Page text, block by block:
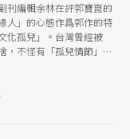
刊編輯余林在評郭寶崑的
人」的心態作爲郭作的特
化孤兒」。台灣曾經被
，不怪有「孤兒情節」；
」？